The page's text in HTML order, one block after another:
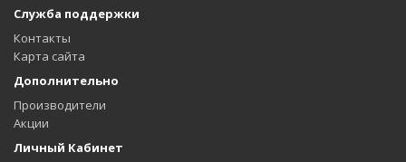
Служба поддержки
Контакты
Карта сайта
Дополнительно
Производители
Акции
Личный Кабинет